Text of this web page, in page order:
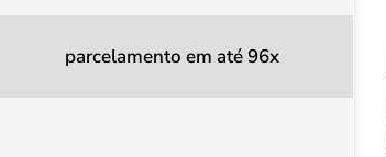
parcelamento em até 96x